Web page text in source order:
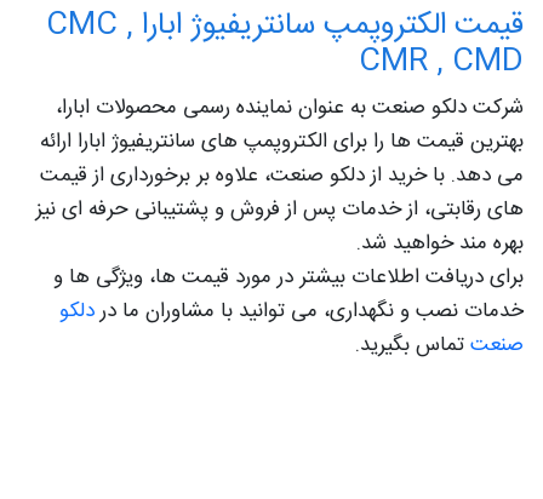
قیمت الکتروپمپ سانتریفیوژ ابارا CMC ,
CMR , CMD
شرکت دلکو صنعت به عنوان نماینده رسمی محصولات ابارا،
بهترین قیمت ها را برای الکتروپمپ های سانتریفیوژ ابارا ارائه
می دهد. با خرید از دلکو صنعت، علاوه بر برخورداری از قیمت
های رقابتی، از خدمات پس از فروش و پشتیبانی حرفه ای نیز
بهره مند خواهید شد.
برای دریافت اطلاعات بیشتر در مورد قیمت ها، ویژگی ها و
خدمات نصب و نگهداری، می توانید با مشاوران ما دردلکو
صنعتتماس بگیرید.